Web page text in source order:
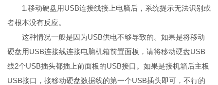
1.移动硬盘用USB连接线接上电脑后，系统提示无法识别或
者根本没有反应。
这种情况一般是因为USB供电不够导致的。如果是将移动
硬盘用USB连接线连接电脑机箱前置面板，请将移动硬盘USB
线2个USB插头都插上前面板的USB接口。如果是接机箱后主板
USB接口，接移动硬盘数据线的第一个USB插头即可，不行的